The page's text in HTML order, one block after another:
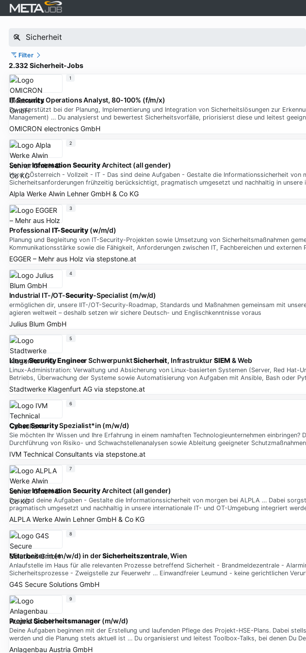
Filter
2.332 Sicherheit-Jobs
IT SecurityOperations Analyst, 80-100% (f/m/x)
Du unterstützt bei der Planung, Implementierung und Integration von Sicherheitslösungen zur
Management) … Du analysierst und bewertest Sicherheitsvorfälle, priorisierst diese und leitest
OMICRON electronics GmbH
1
SeniorInformation SecurityArchitect (all gender)
Hard / Österreich - Vollzeit - IT - Das sind deine Aufgaben - Gestalte die Informationssicherheit von
Sicherheitsanforderungen frühzeitig berücksichtigt, pragmatisch umgesetzt und nachhaltig in
Alpla Werke Alwin Lehner GmbH & Co KG
2
Professional IT-Security (w/m/d)
Planung und Begleitung von IT-Security-Projekten sowie Umsetzung von Sicherheitsmaßnahmen
Kommunikationsstärke sowie die Fähigkeit, Anforderungen zwischen IT, Fachbereichen und
EGGER – Mehr aus Holz via stepstone.at
3
Industrial IT-/OT-Security-Specialist (m/w/d)
ermöglichen dir, unsere IIT-/OT-Security-Roadmap, Standards und Maßnahmen gemeinsam mit
agieren weltweit – deshalb setzen wir sichere Deutsch- und Englischkenntnisse voraus
Julius Blum GmbH
4
LinuxSecurity EngineerSchwerpunktSicherheit, InfrastrukturSIEM& Web
Linux-Administration: Verwaltung und Absicherung von Linux-basierten Systemen (Server, Red Hat-
Betriebs, Überwachung der Systeme sowie Automatisierung von Aufgaben mit Ansible, Bash oder
Stadtwerke Klagenfurt AGvia stepstone.at
5
Cyber SecuritySpezialist*in (m/w/d)
Sie möchten Ihr Wissen und Ihre Erfahrung in einem namhaften Technologieunternehmen
Durchführung von Risiko- und Schwachstellenanalysen sowie Ableitung geeigneter Schutzmaßnahmen
IVM Technical Consultantsvia stepstone.at
6
SeniorInformation SecurityArchitect (all gender)
Das sind deine Aufgaben - Gestalte die Informationssicherheit von morgen bei ALPLA … Dabei
pragmatisch umgesetzt und nachhaltig in unsere internationale IT- und OT-Umgebung integriert
ALPLA Werke Alwin Lehner GmbH & Co KG
7
Mitarbeiter:in (m/w/d) in derSicherheitszentrale, Wien
Anlaufstelle im Haus für alle relevanten Prozesse betreffend Sicherheit - Brandmeldezentrale -
Sicherheitsprozesse - Zweigstelle zur Feuerwehr … Einwandfreier Leumund - keine gerichtlichen
G4S Secure Solutions GmbH
8
ProjektSicherheitsmanager(m/w/d)
Deine Aufgaben beginnen mit der Erstellung und laufenden Pflege des Projekt-HSE-Plans. Dabei
werden und die Planung stets aktuell ist … Du organisierst und leitest Toolbox-Talks, bei denen Du
Anlagenbau Austria GmbH
9